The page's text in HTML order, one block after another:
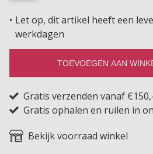
Let op, dit artikel heeft een
werkdagen
TOEVOEGEN AAN
Gratis verzenden vanaf
Gratis ophalen en ruilen in
Bekijk voorraad winkel